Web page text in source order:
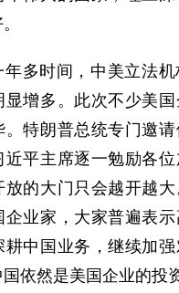
年多时间，中美立法
显增多。此次不少美
。特朗普总统专门邀
近平主席逐一勉励各位
放的大门只会越开越
企业家，大家普遍表
耕中国业务，继续加
依然是美国企业的投